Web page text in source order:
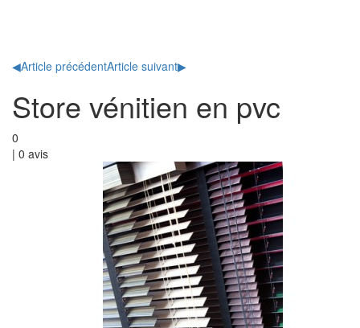
◀Article précédentArticle suivant▶
Store vénitien en pvc
0
| 0 avis